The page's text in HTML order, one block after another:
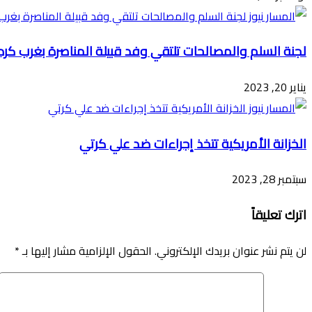
لجنة السلم والمصالحات تلتقي وفد قبيلة المناصرة بغرب
يناير 20, 2023
الخزانة الأمريكية تتخذ إجراءات ضد علي كرتي
سبتمبر 28, 2023
اترك تعليقاً
لن يتم نشر عنوان بريدك الإلكتروني. الحقول الإلزامية مشار إليها بـ*